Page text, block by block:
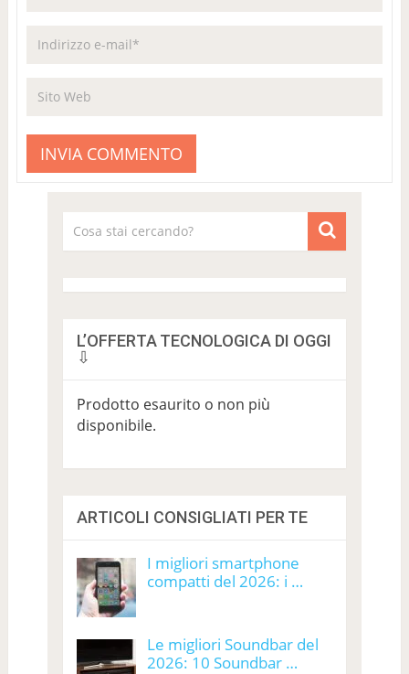
L’OFFERTA TECNOLOGICA DI OGGI
⇩
Prodotto esaurito o non più
disponibile.
ARTICOLI CONSIGLIATI PER TE
I migliori smartphone
compatti del 2026: i …
Le migliori Soundbar del
2026: 10 Soundbar …